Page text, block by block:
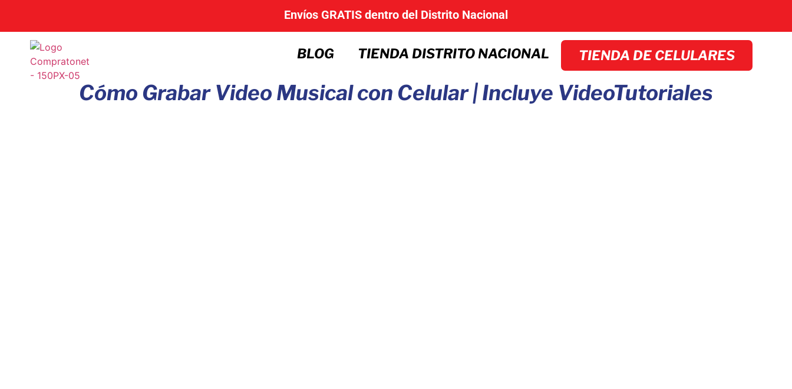
Envíos GRATIS dentro del Distrito Nacional
BLOG TIENDA DISTRITO NACIONAL TIENDA DE CELULARES
Cómo Grabar Video Musical con Celular | Incluye VideoTutoriales